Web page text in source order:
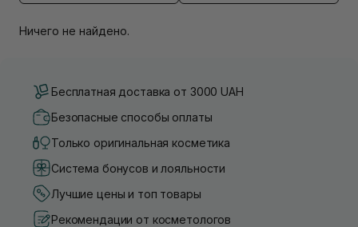
Ничего не найдено.
Бесплатная доставка от 3000 UAH
Безопасные способы оплаты
Только оригинальная косметика
Система бонусов и лояльности
Лучшие цены и топ товары
Рекомендации от косметологов